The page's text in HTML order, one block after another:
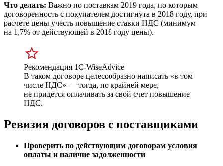
Что делать: Важно по поставкам 2019 года, по которым
договоренность с покупателем достигнута в 2018 году, при
расчете цены учесть повышение ставки НДС (минимум
на 1,7% от действующей в 2018 году цены).
Рекомендация 1С-WiseAdvice
В таком договоре целесообразно написать «в том
числе НДС» — тогда, по крайней мере,
не придется оплачивать за свой счет повышение
НДС.
Ревизия договоров с поставщиками
Проверить по действующим договорам условия
оплаты и наличие задолженности